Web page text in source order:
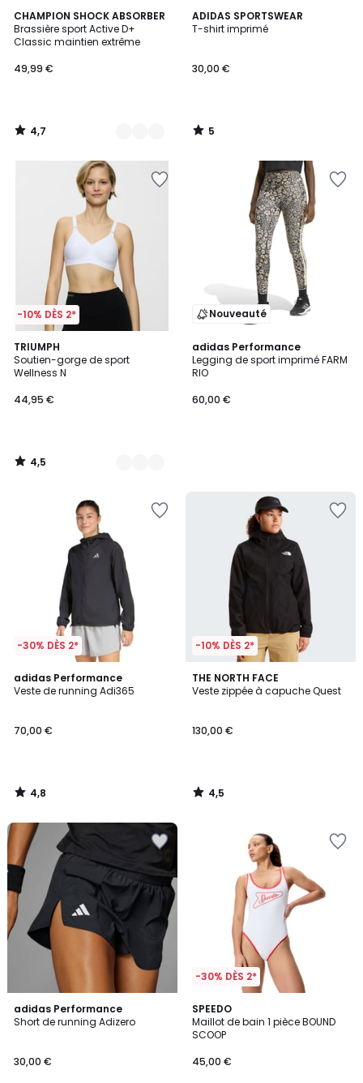
CHAMPION SHOCK ABSORBER
Brassière sport Active D+
Classic maintien extrême
49,99 €
4,7
/ 5
4
Couleurs
4,7
/
ADIDAS SPORTSWEAR
T-shirt imprimé
30,00 €
5
/
5
/
-10% DÈS 2*
TRIUMPH
Soutien-gorge de sport
Wellness N
44,95 €
4,5
/ 5
3
Couleurs
4,5
/
Nouveauté
adidas Performance
Legging de sport imprimé FARM
RIO
60,00 €
-30% DÈS 2*
adidas Performance
Veste de running Adi365
70,00 €
4,8
/ 5
4,8
/
-10% DÈS 2*
THE NORTH FACE
Veste zippée à capuche Quest
130,00 €
4,5
/ 5
4,5
/
adidas Performance
Short de running Adizero
30,00 €
4,9
/ 5
-30% DÈS 2*
SPEEDO
Maillot de bain 1 pièce BOUND
SCOOP
45,00 €